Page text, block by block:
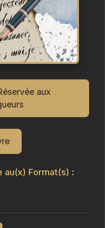
aux
au(x) Format(s) :